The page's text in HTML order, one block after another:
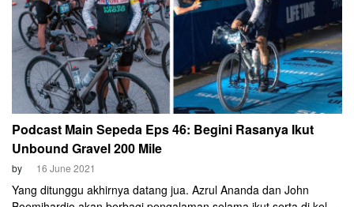
Podcast Main Sepeda Eps 46: Begini Rasanya Ikut
Unbound Gravel 200 Mile
by 16 June 2021
Yang ditunggu akhirnya datang jua. Azrul Ananda dan John